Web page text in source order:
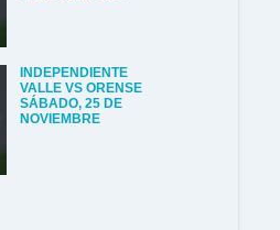
INDEPENDIENTE
VALLE VS ORENSE
SÁBADO, 25 DE
NOVIEMBRE